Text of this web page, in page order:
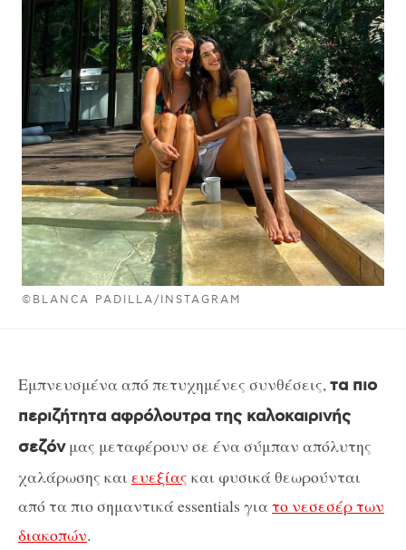
©BLANCA PADILLA/INSTAGRAM
Εμπνευσμένα από πετυχημένες συνθέσεις, τα πιο
περιζήτητα αφρόλουτρα της καλοκαιρινής
σεζόνμας μεταφέρουν σε ένα σύμπαν απόλυτης
χαλάρωσης και ευεξίας και φυσικά θεωρούνται
από τα πιο σημαντικά essentials γιατο νεσεσέρ των
διακοπών.